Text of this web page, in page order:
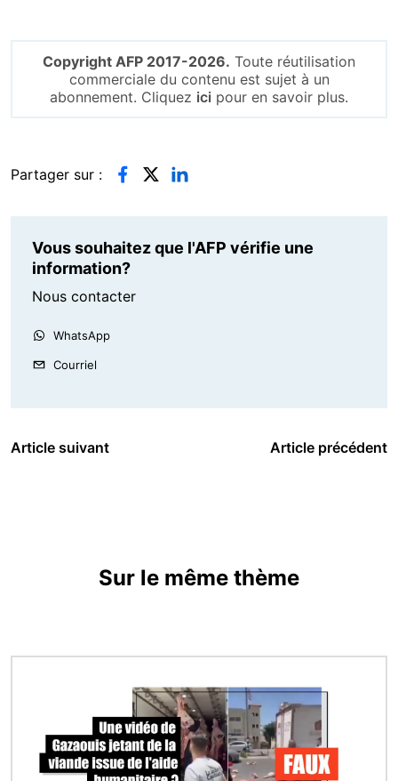
Copyright AFP 2017-2026. Toute réutilisation
commerciale du contenu est sujet à un
abonnement. Cliquez ici pour en savoir plus.
Partager sur :
Vous souhaitez que l'AFP vérifie une
information?
Nous contacter
WhatsApp
Courriel
Article suivant Article précédent
Sur le même thème